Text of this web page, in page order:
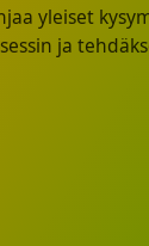
yleiset
ja